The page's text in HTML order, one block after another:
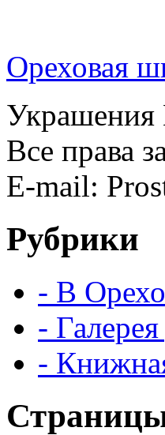
Ореховая
Все права
E-mail:
Рубрики
- В
-
-